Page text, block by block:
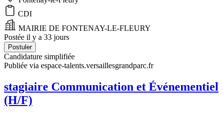
CDI
MAIRIE DE FONTENAY-LE-FLEURY
Postée il y a 33 jours
Postuler
Candidature simplifiée
Publiée via espace-talents.versaillesgrandparc.fr
stagiaire Communication et Événementiel
(H/F)